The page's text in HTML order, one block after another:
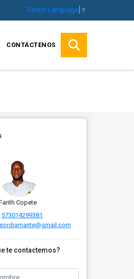
Select Language ▼
CONTÁCTENOS
Copete
573014299381
te contactemos?